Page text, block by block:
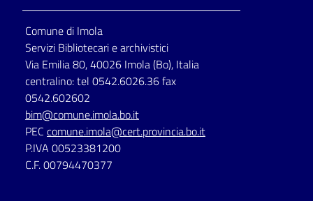
lettura
Seguici
su
Comune di Imola
Servizi Bibliotecari e archivistici
Via Emilia 80, 40026 Imola (Bo), Italia
centralino: tel 0542.6026.36 fax
0542.602602
bim@comune.imola.bo.it
PEC comune.imola@cert.provincia.bo.it
P.IVA 00523381200
C.F. 00794470377